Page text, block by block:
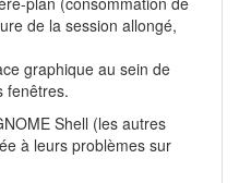
de la session allongé,
graphique au sein de
fenêtres.
Shell (les autres
à leurs problèmes sur